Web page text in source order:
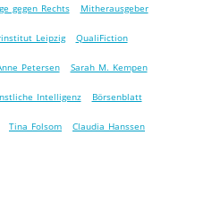
gegen Rechts Mitherausgeber
Leipzig QualiFiction
Petersen Sarah M. Kempen
Intelligenz Börsenblatt
Tina Folsom Claudia Hanssen